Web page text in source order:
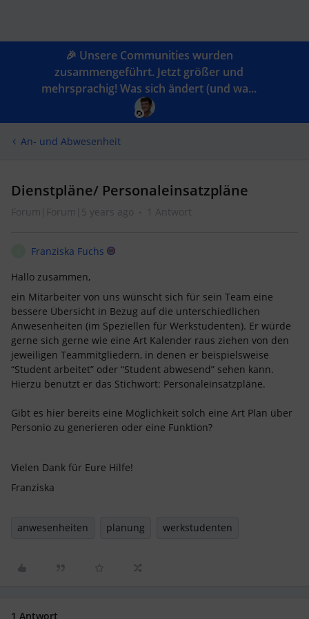
🎉 Unsere Communities wurden
zusammengeführt. Jetzt größer und
mehrsprachig! Was sich ändert (und wa...
An- und Abwesenheit
Dienstpläne/ Personaleinsatzpläne
Forum|Forum|5 years ago 1 Antwort
Franziska Fuchs
Hallo zusammen,
ein Mitarbeiter von uns wünscht sich für sein Team eine
bessere Übersicht in Bezug auf die unterschiedlichen
Anwesenheiten (im Speziellen für Werkstudenten). Er würde
gerne sich gerne wie eine Art Kalender raus ziehen von den
jeweiligen Teammitgliedern, in denen er beispielsweise
“Student arbeitet” oder “Student abwesend” sehen kann.
Hierzu benutzt er das Stichwort: Personaleinsatzpläne.
Gibt es hier bereits eine Möglichkeit solch eine Art Plan über
Personio zu generieren oder eine Funktion?
Vielen Dank für Eure Hilfe!
Franziska
anwesenheiten planung werkstudenten
1 Antwort